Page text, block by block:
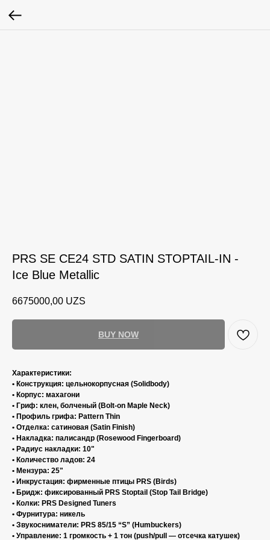
PRS SE CE24 STD SATIN STOPTAIL-IN -
Ice Blue Metallic
6675000,00 UZS
BUY NOW
Характеристики:
• Конструкция: цельнокорпусная (Solidbody)
• Корпус: махагони
• Гриф: клен, болченый (Bolt-on Maple Neck)
• Профиль грифа: Pattern Thin
• Отделка: сатиновая (Satin Finish)
• Накладка: палисандр (Rosewood Fingerboard)
• Радиус накладки: 10"
• Количество ладов: 24
• Мензура: 25"
• Инкрустация: фирменные птицы PRS (Birds)
• Бридж: фиксированный PRS Stoptail (Stop Tail Bridge)
• Колки: PRS Designed Tuners
• Фурнитура: никель
• Звукосниматели: PRS 85/15 “S” (Humbuckers)
• Управление: 1 громкость + 1 тон (push/pull — отсечка катушек)